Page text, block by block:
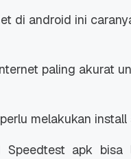
di android ini
paling akurat
melakukan install
Speedtest apk bisa